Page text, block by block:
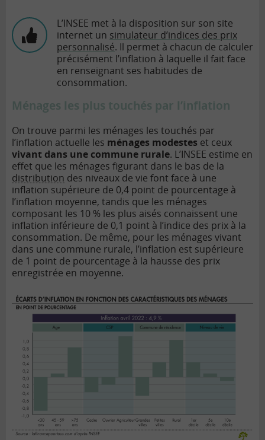
L’INSEE met à la disposition sur son site
internet un simulateur d’indices des prix
personnalisé. Il permet à chacun de calculer
précisément l’inflation à laquelle il fait face
en renseignant ses habitudes de
consommation.
Ménages les plus touchés par l’inflation
On trouve parmi les ménages les touchés par
l’inflation actuelle les ménages modestes et ceux
vivant dans une commune rurale. L’INSEE estime en
effet que les ménages figurant dans le bas de la
distribution des niveaux de vie font face à une
inflation supérieure de 0,4 point de pourcentage à
l’inflation moyenne, tandis que les ménages
composant les 10 % les plus aisés connaissent une
inflation inférieure de 0,1 point à l’indice des prix à la
consommation. De même, pour les ménages vivant
dans une commune rurale, l’inflation est supérieure
de 1 point de pourcentage à la hausse des prix
enregistrée en moyenne.